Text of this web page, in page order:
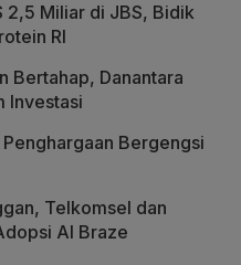
2,5 Miliar di JBS, Bidik
RI
Bertahap, Danantara
Investasi
Bergengsi
Telkomsel dan
AI Braze